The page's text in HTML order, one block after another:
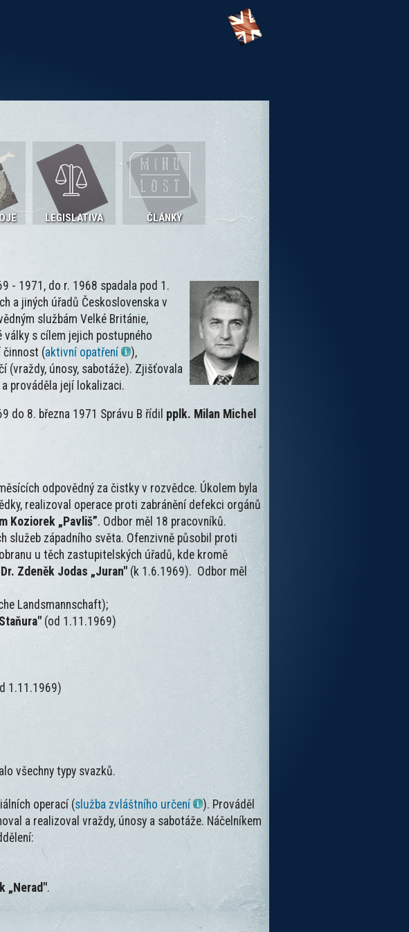
LEGISLATIVA ČLÁNKY
- 1971, do r. 1968 spadala pod 1.
a jiných úřadů Československa v
službám Velké Británie,
války s cílem jejich postupného
činnost (aktivní opatření
),
(vraždy, únosy, sabotáže). Zjišťovala
prováděla její lokalizaci.
do 8. března 1971 Správu B řídil pplk. Milan Michel
odpovědný za čistky v rozvědce. Úkolem byla
realizoval operace proti zabránění defekci orgánů
Koziorek „Pavliš”. Odbor měl 18 pracovníků.
služeb západního světa. Ofenzivně působil proti
u těch zastupitelských úřadů, kde kromě
Zdeněk Jodas „Juran" (k 1.6.1969). Odbor měl
Landsmannschaft);
(od 1.11.1969)
1.11.1969)
všechny typy svazků.
operací (služba zvláštního určení
). Prováděl
a realizoval vraždy, únosy a sabotáže. Náčelníkem
„Nerad".